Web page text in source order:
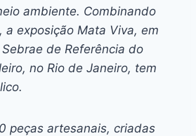
ambiente. Combinando
a exposição Mata Viva, em
de Referência do
no Rio de Janeiro, tem
peças artesanais, criadas